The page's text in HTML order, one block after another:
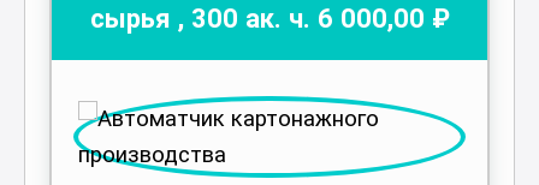
сырья , 300 ак. ч. 6 000,00 ₽